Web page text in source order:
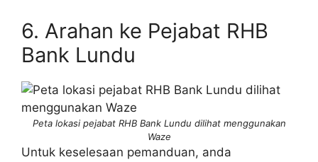
6. Arahan ke Pejabat RHB
Bank Lundu
Peta lokasi pejabat RHB Bank Lundu dilihat menggunakan
Waze
Untuk keselesaan pemanduan, anda